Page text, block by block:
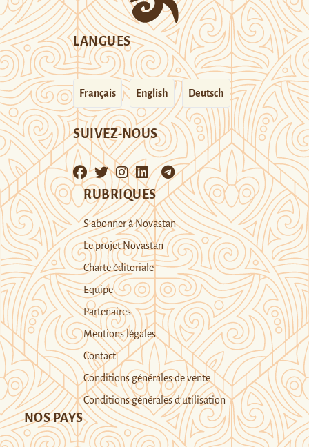
LANGUES
Français English Deutsch
SUIVEZ-NOUS
RUBRIQUES
S’abonner à Novastan
Le projet Novastan
Charte éditoriale
Equipe
Partenaires
Mentions légales
Contact
Conditions générales de vente
Conditions générales d’utilisation
NOS PAYS